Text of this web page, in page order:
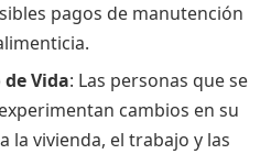
pagos de manutención
Vida: Las personas que se
cambios en su
la vivienda, el trabajo y las